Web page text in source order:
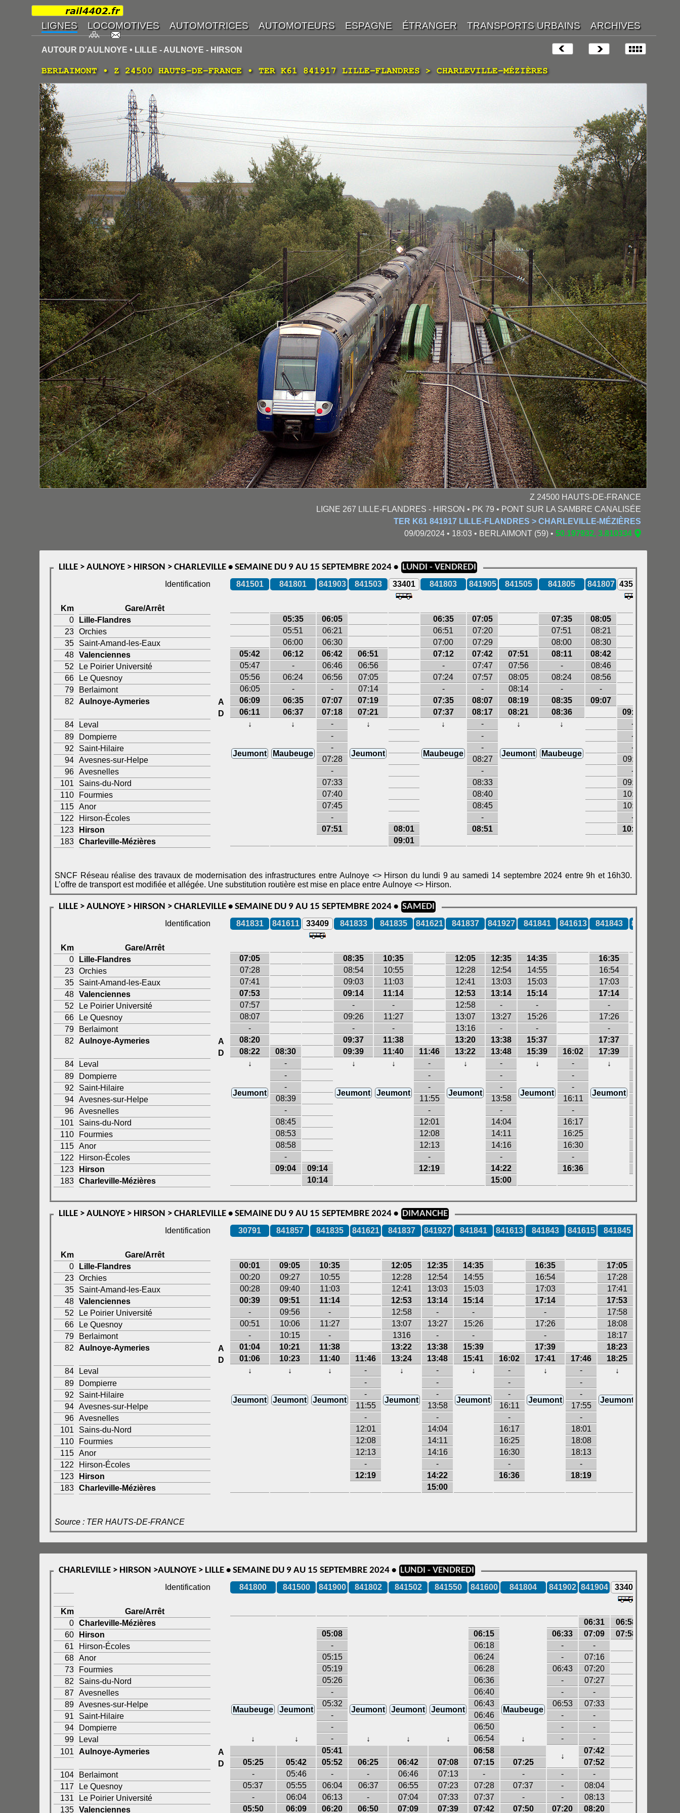
AUTOUR D'AULNOYE • LILLE - AULNOYE - HIRSON
BERLAIMONT • Z 24500 HAUTS-DE-FRANCE • TER K61 841917 LILLE-FLANDRES > CHARLEVILLE-MÉZIÈRES
Z 24500 HAUTS-DE-FRANCE
LIGNE 267 LILLE-FLANDRES - HIRSON • PK 79 • PONT SUR LA SAMBRE CANALISÉE
TER K61 841917 LILLE-FLANDRES > CHARLEVILLE-MÉZIÈRES
09/09/2024 • 18:03 • BERLAIMONT (59) • 50.197932, 3.810334
LILLE > AULNOYE > HIRSON > CHARLEVILLE • SEMAINE DU 9 AU 15 SEPTEMBRE 2024 • LUNDI - VENDREDI
Identification 841501 841801 841903 841503 33401 841803 841905 841505 841805 841807 435593
Km
Gare/Arrêt
0
Lille-Flandres 05:35 06:05 06:35 07:05 07:35
08:05
23 Orchies 05:51 06:21 06:51 07:20 07:51
08:21
35
Saint-Amand-les-Eaux 06:00 06:30 07:00 07:29 08:00
08:30
48 Valenciennes 05:42 06:12 06:42 06:51 07:12 07:42 07:51 08:11
08:42
52
Le Poirier Université 05:47 - 06:46 06:56 - 07:47 07:56 -
08:46
66
Le Quesnoy 05:56 06:24 06:56 07:05 07:24 07:57 08:05 08:24
08:56
79
Berlaimont 06:05 - - 07:14 - - 08:14 -
-
82
Aulnoye-Aymeries A 06:09 06:35 07:07 07:19 07:35 08:07 08:19 08:35
09:07
D
06:11 06:37 07:18 07:21 07:37 08:17 08:21 08:36
09:17
84
Leval ↓ ↓ - ↓ ↓ - ↓ ↓
-
89
Dompierre
Jeumont
Maubeuge
-
Jeumont Maubeuge
-
Jeumont Maubeuge
-
92
Saint-Hilaire - -
-
94 Avesnes-sur-Helpe 07:28 08:27
09:33
96 Avesnelles - -
-
101
Sains-du-Nord 07:33 08:33
09:45
110
Fourmies 07:40 08:40
10:01
115 Anor 07:45 08:45
10:12
122
Hirson-Écoles - -
-
123
Hirson 07:51 08:01 08:51 10:26
183 Charleville-Mézières 09:01
SNCF Réseau réalise des travaux de modernisation des infrastructures entre Aulnoye <> Hirson du lundi 9 au samedi 14 septembre 2024 entre 9h et 16h30.
L’offre de transport est modifiée et allégée. Une substitution routière est mise en place entre Aulnoye <> Hirson.
LILLE > AULNOYE > HIRSON > CHARLEVILLE • SEMAINE DU 9 AU 15 SEPTEMBRE 2024 • SAMEDI
Identification 841831 841611 33409 841833 841835 841621 841837 841927 841841 841613 841843 841615
Km
Gare/Arrêt
0
Lille-Flandres 07:05 08:35 10:35 12:05 12:35 14:35
16:35
23 Orchies 07:28 08:54 10:55 12:28 12:54 14:55
16:54
35
Saint-Amand-les-Eaux 07:41 09:03 11:03 12:41 13:03 15:03
17:03
48 Valenciennes 07:53 09:14 11:14 12:53 13:14 15:14
17:14
52
Le Poirier Université 07:57 - - 12:58 - -
-
66
Le Quesnoy 08:07 09:26 11:27 13:07 13:27 15:26
17:26
79
Berlaimont - - - 13:16 - -
-
82
Aulnoye-Aymeries A 08:20 09:37 11:38 13:20 13:38 15:37
17:37
D
08:22 08:30 09:39 11:40 11:46 13:22 13:48 15:39 16:02 17:39
84
Leval ↓ - ↓ ↓ - ↓ - ↓ - ↓
89
Dompierre
Jeumont
-
Jeumont Jeumont
-
Jeumont
-
Jeumont
-
Jeumont
92
Saint-Hilaire - - - -
94 Avesnes-sur-Helpe 08:39 11:55 13:58 16:11
96 Avesnelles - - - -
101
Sains-du-Nord 08:45 12:01 14:04 16:17
110
Fourmies 08:53 12:08 14:11 16:25
115 Anor 08:58 12:13 14:16 16:30
122
Hirson-Écoles - - - -
123
Hirson 09:04 09:14 12:19 14:22 16:36
183 Charleville-Mézières 10:14 15:00
LILLE > AULNOYE > HIRSON > CHARLEVILLE • SEMAINE DU 9 AU 15 SEPTEMBRE 2024 • DIMANCHE
Identification 30791 841857 841835 841621 841837 841927 841841 841613 841843 841615 841845
Km
Gare/Arrêt
0
Lille-Flandres 00:01 09:05 10:35 12:05 12:35 14:35 16:35 17:05
23 Orchies 00:20 09:27 10:55 12:28 12:54 14:55 16:54 17:28
35
Saint-Amand-les-Eaux 00:28 09:40 11:03 12:41 13:03 15:03 17:03 17:41
48 Valenciennes 00:39 09:51 11:14 12:53 13:14 15:14 17:14 17:53
52
Le Poirier Université - 09:56 - 12:58 - - - 17:58
66
Le Quesnoy 00:51 10:06 11:27 13:07 13:27 15:26 17:26 18:08
79
Berlaimont - 10:15 - 1316 - - - 18:17
82
Aulnoye-Aymeries A 01:04 10:21 11:38 13:22 13:38 15:39 17:39 18:23
D
01:06 10:23 11:40 11:46 13:24 13:48 15:41 16:02 17:41 17:46 18:25
84
Leval ↓ ↓ ↓ - ↓ - ↓ - ↓ - ↓
89
Dompierre
Jeumont
Jeumont Jeumont
-
Jeumont
-
Jeumont
-
Jeumont
-
Jeumont
92 Saint-Hilaire - - -
-
94 Avesnes-sur-Helpe 11:55 13:58 16:11
17:55
96 Avesnelles - - -
-
101
Sains-du-Nord 12:01 14:04 16:17
18:01
110
Fourmies 12:08 14:11 16:25
18:08
115 Anor 12:13 14:16 16:30
18:13
122
Hirson-Écoles - - -
-
123
Hirson 12:19 14:22 16:36
18:19
183 Charleville-Mézières 15:00
Source : TER HAUTS-DE-FRANCE
CHARLEVILLE > HIRSON >AULNOYE > LILLE • SEMAINE DU 9 AU 15 SEPTEMBRE 2024 • LUNDI - VENDREDI
Identification 841800 841500 841900 841802 841502 841550 841600 841804 841902 841904 33400
Km
Gare/Arrêt
0 Charleville-Mézières 06:31
06:58
60
Hirson 05:08 06:15 06:33 07:09
07:58
61
Hirson-Écoles - 06:18 -
-
68 Anor 05:15 06:24 -
07:16
73
Fourmies 05:19 06:28 06:43
07:20
82
Sains-du-Nord 05:26 06:36 -
07:27
87
Avesnelles
Maubeuge
Jeumont
-
Jeumont Jeumont Jeumont
06:40
Maubeuge
- -
89 Avesnes-sur-Helpe 05:32 06:43 06:53
07:33
91
Saint-Hilaire - 06:46 -
-
94
Dompierre - 06:50 -
-
99
Leval ↓ ↓ - ↓ ↓ ↓ 06:54 ↓ - -
101
Aulnoye-Aymeries A 05:41 06:58
↓
07:42
D
05:25 05:42 05:52 06:25 06:42 07:08 07:15 07:25 07:52
104
Berlaimont - 05:46 - - 06:46 07:13 - - - -
117
Le Quesnoy 05:37 05:55 06:04 06:37 06:55 07:23 07:28 07:37 - 08:04
131
Le Poirier Université - 06:04 06:13 - 07:04 07:33 07:37 - - 08:13
135 Valenciennes 05:50 06:09 06:20 06:50 07:09 07:39 07:42 07:50 07:20 08:20